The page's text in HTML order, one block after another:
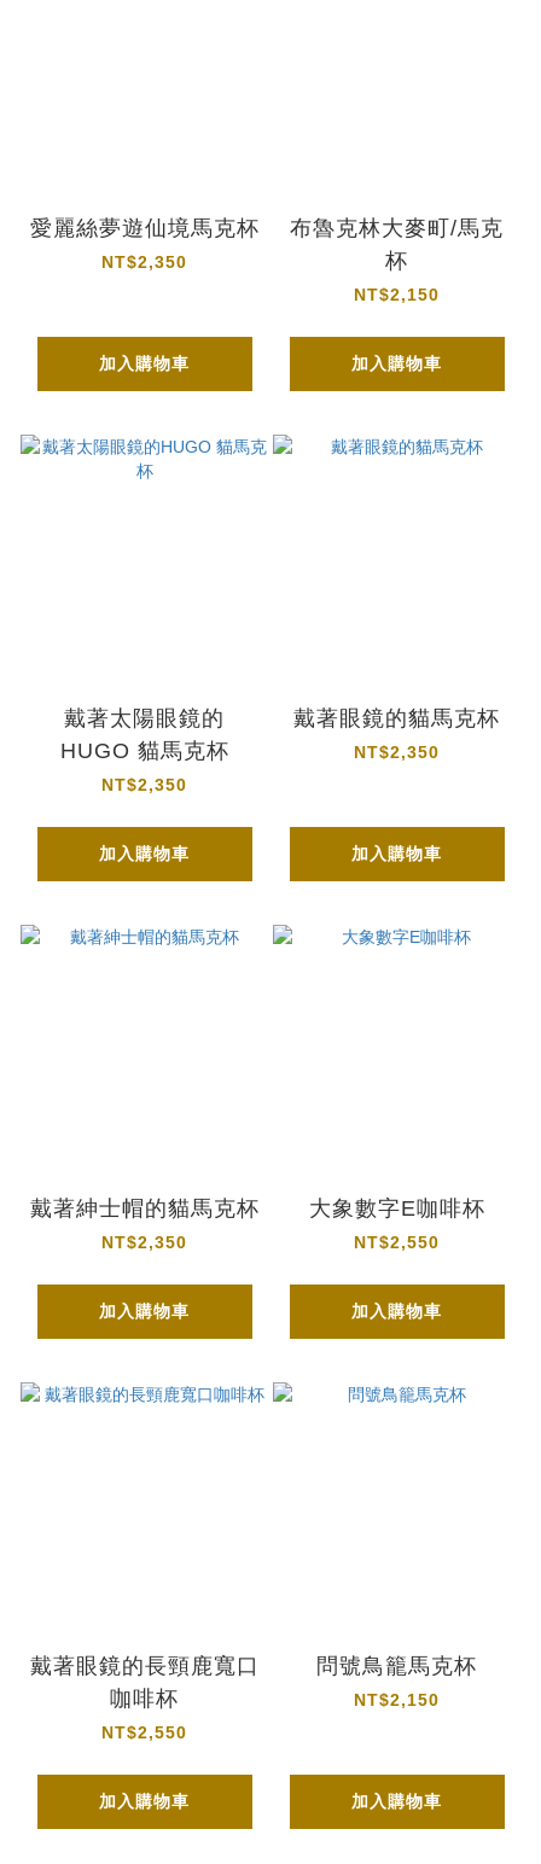
愛麗絲夢遊仙境馬克杯
NT$2,350
加入購物車
布魯克林大麥町/馬克
杯
NT$2,150
加入購物車
戴著太陽眼鏡的
HUGO 貓馬克杯
NT$2,350
加入購物車
戴著眼鏡的貓馬克杯
NT$2,350
加入購物車
戴著紳士帽的貓馬克杯
NT$2,350
加入購物車
大象數字E咖啡杯
NT$2,550
加入購物車
戴著眼鏡的長頸鹿寬口
咖啡杯
NT$2,550
加入購物車
問號鳥籠馬克杯
NT$2,150
加入購物車